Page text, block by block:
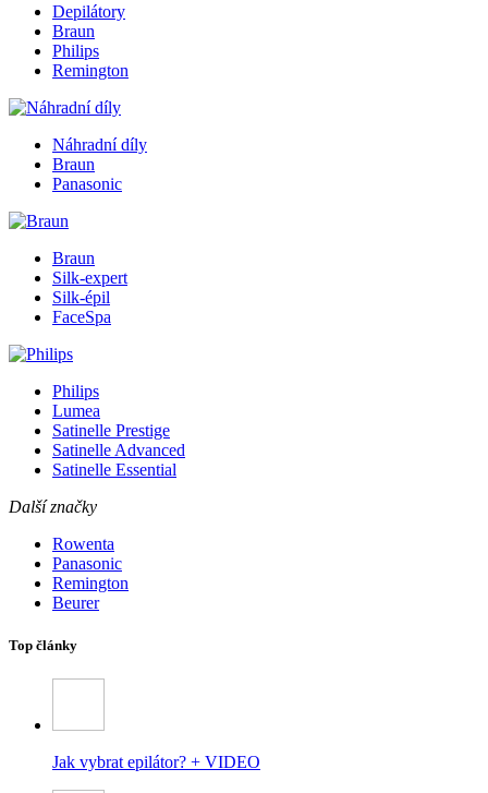
Depilátory
Braun
Philips
Remington
Náhradní díly
Braun
Panasonic
Braun
Silk-expert
Silk-épil
FaceSpa
Philips
Lumea
Satinelle Prestige
Satinelle Advanced
Satinelle Essential
Další značky
Rowenta
Panasonic
Remington
Beurer
Top články
Jak vybrat epilátor? + VIDEO